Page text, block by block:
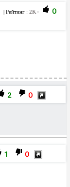
| Рейтинг : 2K+
0
2 0
1 0